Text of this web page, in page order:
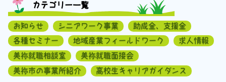
カテゴリー一覧
お知らせ シニアワーク事業
助成金、支援金
各種セミナー
地域産業フィールドワーク
求人情報
美祢就職相談室
美祢就職面接会
美祢市の事業所紹介
高校生キャリアガイダンス